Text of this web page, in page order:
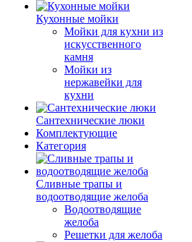
Кухонные мойки
Мойки для кухни из
искусственного
камня
Мойки из
нержавейки для
кухни
Сантехнические люки
Комплектующие
Категория
Cливные трапы и
водоотводящие желоба
Водоотводящие
желоба
Решетки для желоба